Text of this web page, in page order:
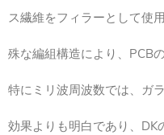
ス繊維をフィラーとして使
殊な編組構造により、PCB
特にミリ波周波数では、ガ
効果よりも明白であり、DK